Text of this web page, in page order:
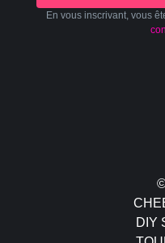
En vous inscrivant, vous
DIY